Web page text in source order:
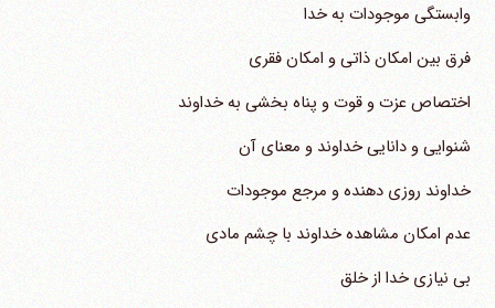
وابستگی موجودات به خدا
فرق بین امکان ذاتی و امکان فقری
اختصاص عزت و قوت و پناه بخشی به خداوند
شنوایی و دانایی خداوند و معنای آن
خداوند روزی دهنده و مرجع موجودات
عدم امکان مشاهده خداوند با چشم مادی
بی نیازی خدا از خلق